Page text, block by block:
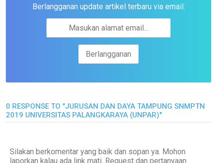
Berlangganan update artikel terbaru via email:
0 RESPONSE TO "JURUSAN DAN DAYA TAMPUNG SNMPTN
2019 UNIVERSITAS PALANGKARAYA (UNPAR)"
Silakan berkomentar yang baik dan sopan ya. Mohon
laporkan kalau ada link mati. Request dan pertanyaan